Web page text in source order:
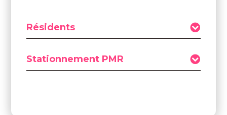
Résidents
Stationnement PMR